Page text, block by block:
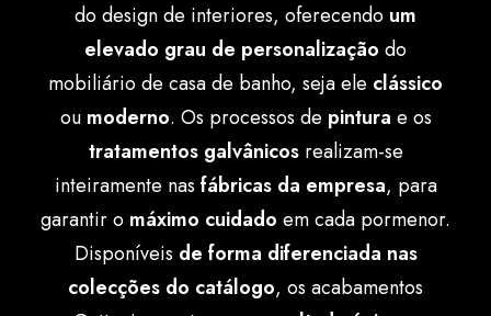
do design de interiores, oferecendo um
elevado grau de personalização do
mobiliário de casa de banho, seja ele clássico
ou moderno. Os processos de pintura e os
tratamentos galvânicosrealizam-se
inteiramente nas fábricas da empresa, para
garantir o máximo cuidado em cada pormenor.
Disponíveis de forma diferenciada nas
colecções do catálogo, os acabamentos